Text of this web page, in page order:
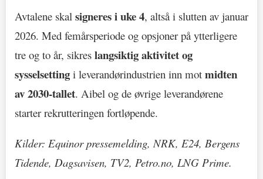
Avtalene skal signeres i uke 4, altså i slutten av januar
2026. Med femårsperiode og opsjoner på ytterligere
tre og to år, sikres langsiktig aktivitet og
sysselsetting i leverandørindustrien inn mot midten
av 2030-tallet. Aibel og de øvrige leverandørene
starter rekrutteringen fortløpende.
Kilder: Equinor pressemelding, NRK, E24, Bergens
Tidende, Dagsavisen, TV2, Petro.no, LNG Prime.